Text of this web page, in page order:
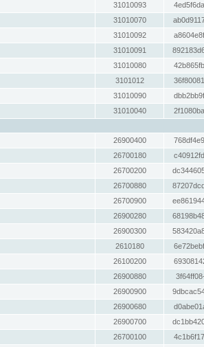
31010093
31010070
31010092
31010091
31010080
3101012
31010090
31010040
26900400
26700180
26700200
26700880
26700900
26900280
26900300
2610180
26100200
26900880
26900900
26900680
26900700
26700100